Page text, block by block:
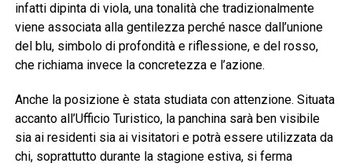
infatti dipinta di viola, una tonalità che tradizionalmente
viene associata alla gentilezza perché nasce dall’unione
del blu, simbolo di profondità e riflessione, e del rosso,
che richiama invece la concretezza e l’azione.
Anche la posizione è stata studiata con attenzione. Situata
accanto all’Ufficio Turistico, la panchina sarà ben visibile
sia ai residenti sia ai visitatori e potrà essere utilizzata da
chi, soprattutto durante la stagione estiva, si ferma